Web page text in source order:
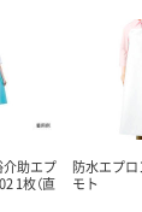
介助エプ
1枚（直
防水エプロ
モト